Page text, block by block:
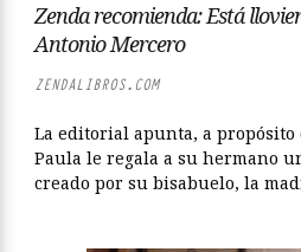
Zenda recomienda: Está
Antonio Mercero
ZENDALIBROS.COM
La editorial apunta, a propósito
Paula le regala a su hermano
creado por su bisabuelo, la